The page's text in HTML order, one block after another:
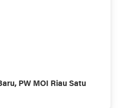
PW MOI Riau Satu